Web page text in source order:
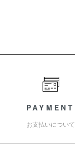
PAYMENT
お支払いについて